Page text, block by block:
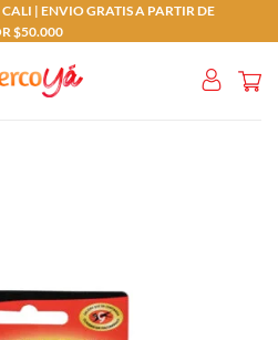
| ENVIO GRATIS A PARTIR DE
$50.000